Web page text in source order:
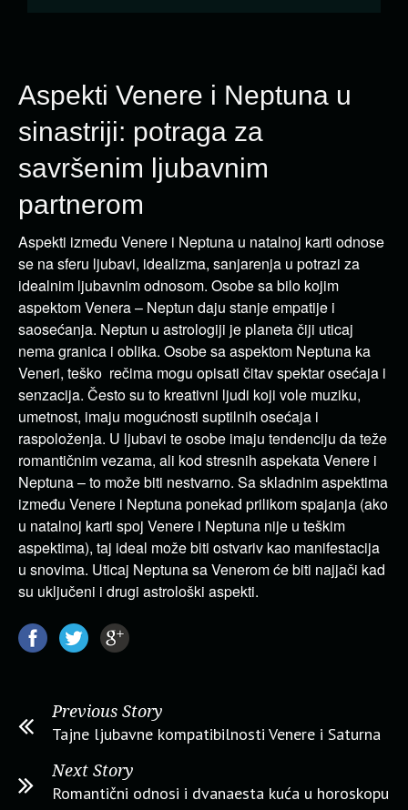
Aspekti Venere i Neptuna u
sinastriji: potraga za
savršenim ljubavnim
partnerom
Aspekti između Venere i Neptuna u natalnoj karti odnose
se na sferu ljubavi, idealizma, sanjarenja u potrazi za
idealnim ljubavnim odnosom. Osobe sa bilo kojim
aspektom Venera – Neptun daju stanje empatije i
saosećanja. Neptun u astrologiji je planeta čiji uticaj
nema granica i oblika. Osobe sa aspektom Neptuna ka
Veneri, teško rečima mogu opisati čitav spektar osećaja i
senzacija. Često su to kreativni ljudi koji vole muziku,
umetnost, imaju mogućnosti suptilnih osećaja i
raspoloženja. U ljubavi te osobe imaju tendenciju da teže
romantičnim vezama, ali kod stresnih aspekata Venere i
Neptuna – to može biti nestvarno. Sa skladnim aspektima
između Venere i Neptuna ponekad prilikom spajanja (ako
u natalnoj karti spoj Venere i Neptuna nije u teškim
aspektima), taj ideal može biti ostvariv kao manifestacija
u snovima. Uticaj Neptuna sa Venerom će biti najjači kad
su uključeni i drugi astrološki aspekti.
Previous Story
Tajne ljubavne kompatibilnosti Venere i Saturna
Next Story
Romantični odnosi i dvanaesta kuća u horoskopu